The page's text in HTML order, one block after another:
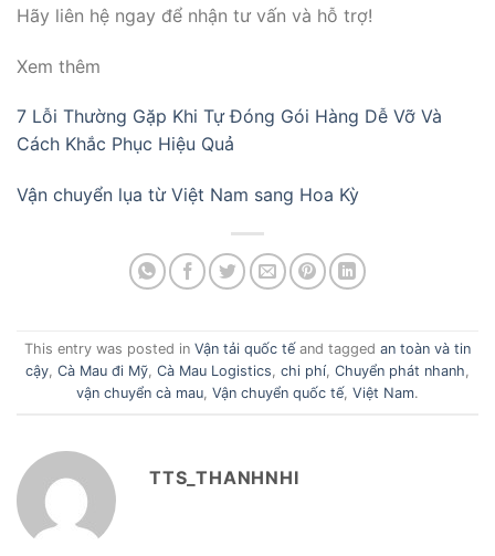
Hãy liên hệ ngay để nhận tư vấn và hỗ trợ!
Xem thêm
7 Lỗi Thường Gặp Khi Tự Đóng Gói Hàng Dễ Vỡ Và
Cách Khắc Phục Hiệu Quả
Vận chuyển lụa từ Việt Nam sang Hoa Kỳ
This entry was posted in Vận tải quốc tế and tagged an toàn và tin
cậy, Cà Mau đi Mỹ, Cà Mau Logistics, chi phí, Chuyển phát nhanh,
vận chuyển cà mau, Vận chuyển quốc tế, Việt Nam.
TTS_THANHNHI